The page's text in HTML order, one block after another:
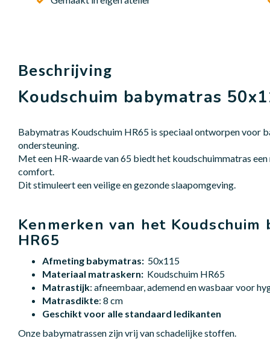
Beschrijving
Koudschuim babymatras
Babymatras Koudschuim HR65 is speciaal ontworpen voor
ondersteuning.
Met een HR-waarde van 65 biedt het koudschuimmatras
comfort.
Dit stimuleert een veilige en gezonde slaapomgeving.
Kenmerken van het Koudschuim
HR65
Afmeting babymatras: 50x115
Materiaal matraskern: Koudschuim HR65
Matrastijk: afneembaar, ademend en wasbaar voor
Matrasdikte: 8 cm
Geschikt voor alle standaard ledikanten
Onze babymatrassen zijn vrij van schadelijke stoffen.